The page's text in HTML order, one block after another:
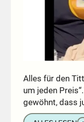
Alles für den
um jeden
gewöhnt, dass